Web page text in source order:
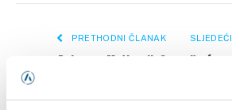
PRETHODNI ČLANAK
Doborac: Motivacija?
Dovoljno je pomenuti uspjeh
fudbalske reprezentacije
Kreće
FIFA
BiH